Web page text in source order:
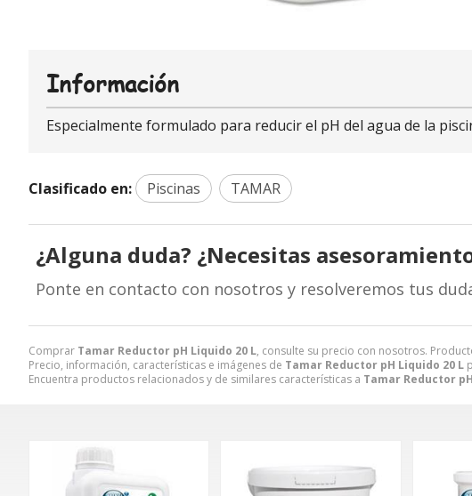
Comprar Tamar Reductor pH Liquido 20 L, consulte su precio con nosotros.
Precio, información, características e imágenes de Tamar Reductor pH Liquido 20 L
Encuentra productos relacionados y de similares características a Tamar Reductor
Información
Especialmente formulado para reducir el pH del agua de la
Clasificado en: Piscinas TAMAR
¿Alguna duda? ¿Necesitas
Ponte en contacto con nosotros y resolveremos tus